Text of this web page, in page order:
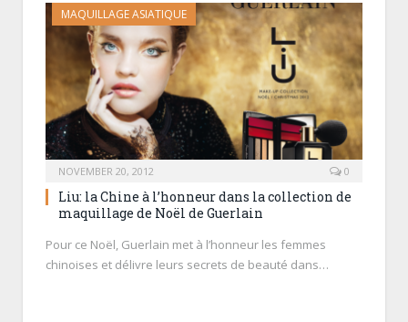
MAQUILLAGE ASIATIQUE
NOVEMBER 20, 2012 0
Liu: la Chine à l’honneur dans la collection de
maquillage de Noël de Guerlain
Pour ce Noël, Guerlain met à l’honneur les femmes
chinoises et délivre leurs secrets de beauté dans…